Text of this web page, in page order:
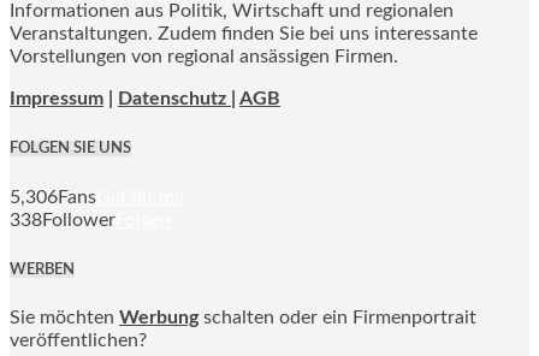
Informationen aus Politik, Wirtschaft und regionalen
Veranstaltungen. Zudem finden Sie bei uns interessante
Vorstellungen von regional ansässigen Firmen.
Impressum Datenschutz | AGB
FOLGEN SIE UNS
5,306Fans
338Follower
WERBEN
Sie möchten Werbung schalten oder ein Firmenportrait
veröffentlichen?